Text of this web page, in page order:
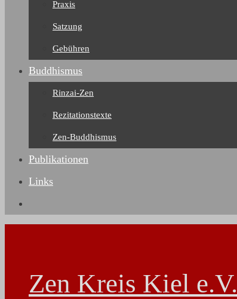
Praxis
Satzung
Gebühren
Buddhismus
Rinzai-Zen
Rezitationstexte
Zen-Buddhismus
Publikationen
Links
Zen Kreis Kiel e.V.